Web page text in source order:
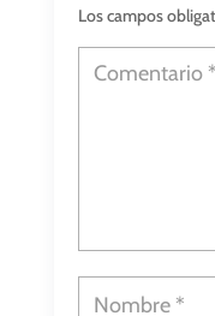
Los campos